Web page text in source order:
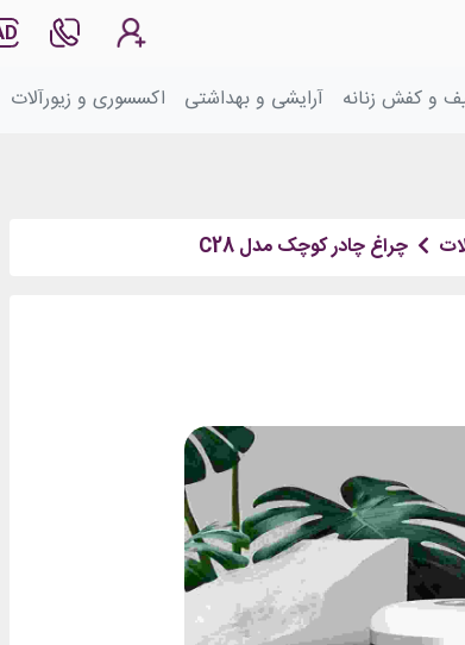
و کفش زنانه آرایشی و بهداشتی اکسسوری و زیورآلات
چراغ چادر کوچک مدل C28